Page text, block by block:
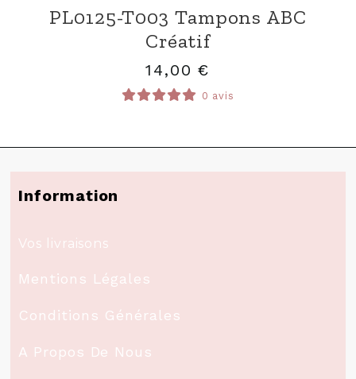
PL0125-T003 Tampons ABC
Créatif
14,00 €
0 avis
Information
Vos livraisons
Mentions Légales
Conditions Générales
A Propos De Nous